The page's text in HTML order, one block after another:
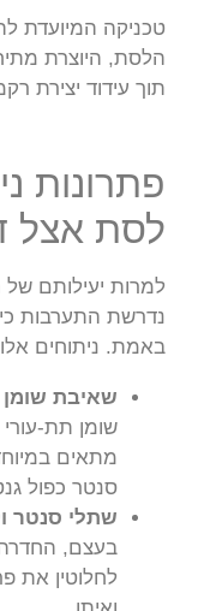
טכניקה המיועדת
הלסת, היוצרת
תוך עידוד יצירת
פתרונות
לסת אצל
למרות יעילותם של
נדרשת התערבות
באמת. ניתוחים
שאיבת שומן
שומן תת-
מתאים
סנטר כפול
שתלי סנטר
בעצם,
לחלוטין את